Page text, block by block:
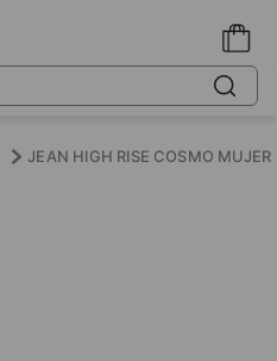
JEAN HIGH RISE COSMO MUJER